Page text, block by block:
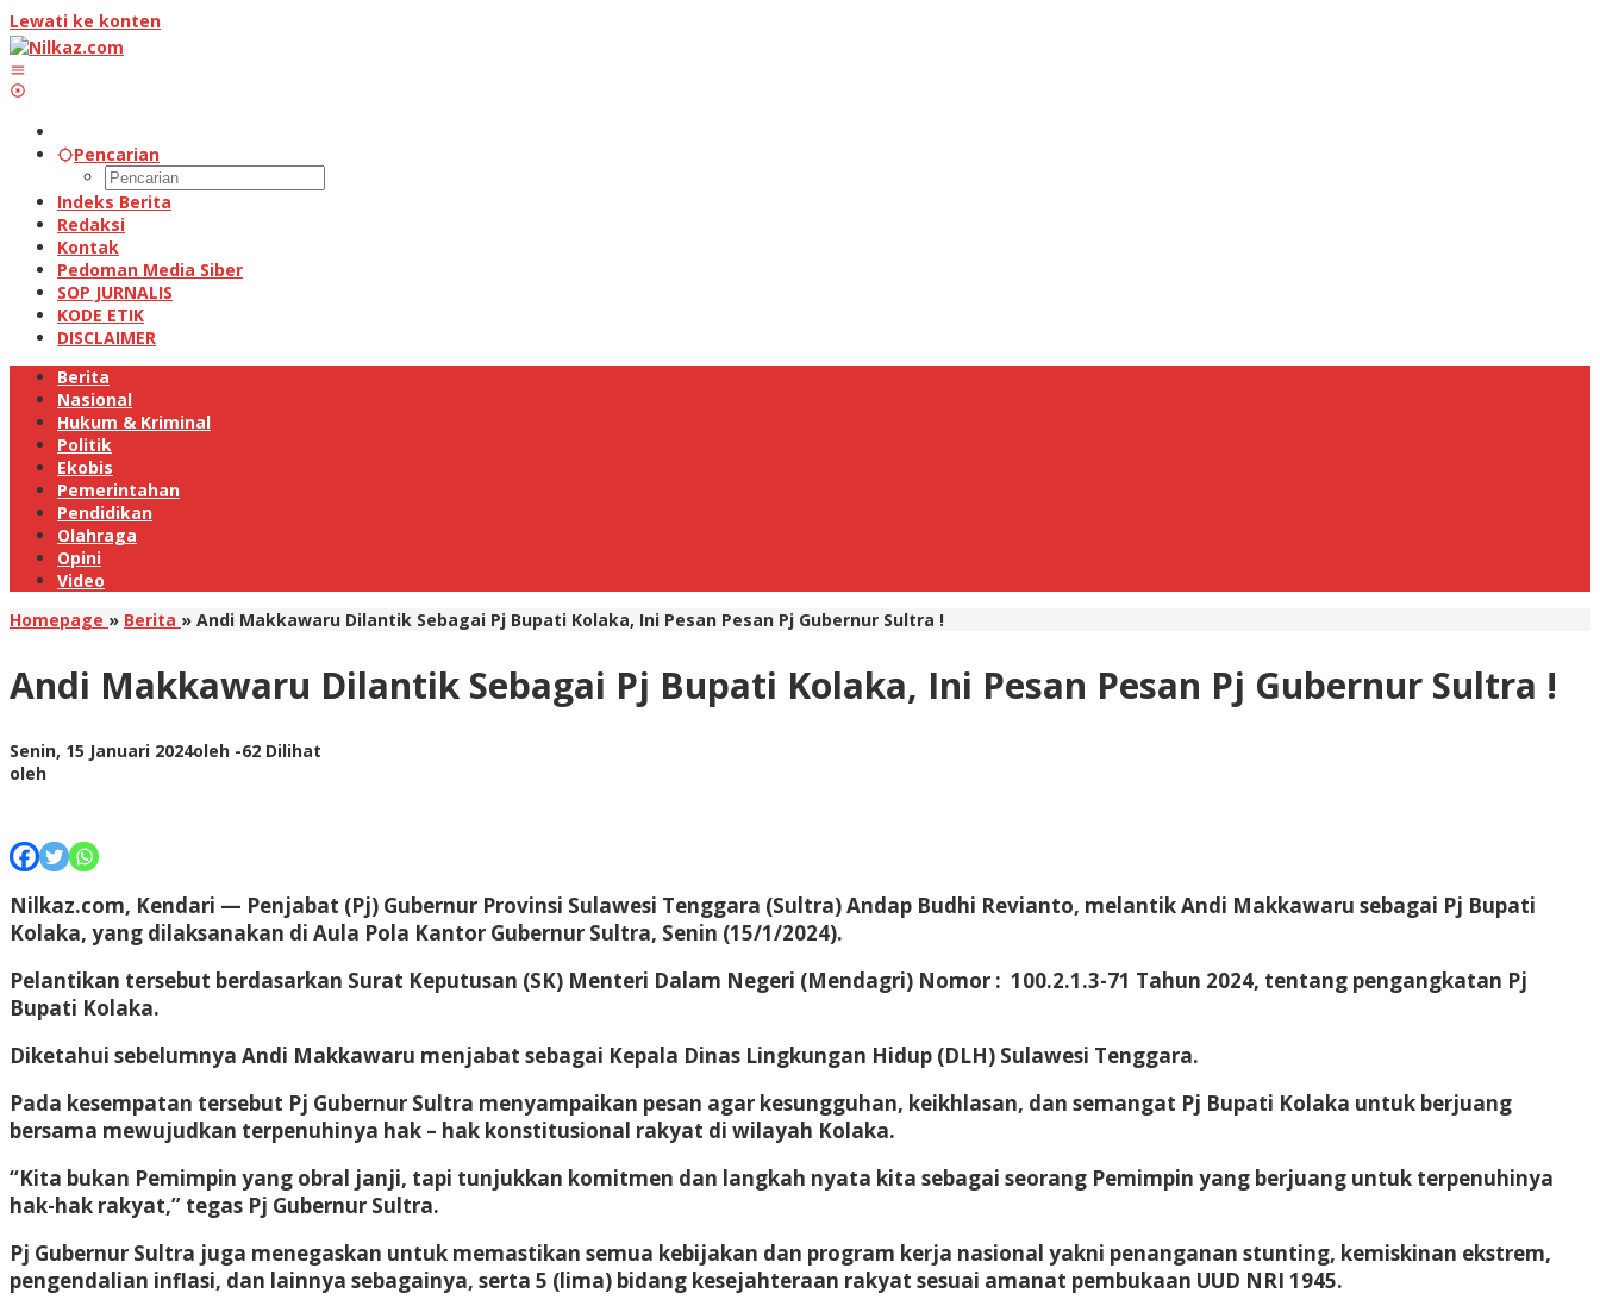
Lewati ke konten
Pencarian
Indeks Berita
Redaksi
Kontak
Pedoman Media Siber
SOP JURNALIS
KODE ETIK
DISCLAIMER
Berita
Nasional
Hukum & Kriminal
Politik
Ekobis
Pemerintahan
Pendidikan
Olahraga
Opini
Video
Homepage » Berita » Andi Makkawaru Dilantik Sebagai Pj Bupati Kolaka, Ini Pesan Pesan Pj Gubernur Sultra !
Andi Makkawaru Dilantik Sebagai Pj Bupati Kolaka, Ini Pesan Pesan Pj Gubernur Sultra !
Senin, 15 Januari 2024oleh -62 Dilihat
oleh
Nilkaz.com, Kendari — Penjabat (Pj) Gubernur Provinsi Sulawesi Tenggara (Sultra) Andap Budhi Revianto, melantik Andi Makkawaru sebagai Pj Bupati
Kolaka, yang dilaksanakan di Aula Pola Kantor Gubernur Sultra, Senin (15/1/2024).
Pelantikan tersebut berdasarkan Surat Keputusan (SK) Menteri Dalam Negeri (Mendagri) Nomor : 100.2.1.3-71 Tahun 2024, tentang pengangkatan Pj
Bupati Kolaka.
Diketahui sebelumnya Andi Makkawaru menjabat sebagai Kepala Dinas Lingkungan Hidup (DLH) Sulawesi Tenggara.
Pada kesempatan tersebut Pj Gubernur Sultra menyampaikan pesan agar kesungguhan, keikhlasan, dan semangat Pj Bupati Kolaka untuk berjuang
bersama mewujudkan terpenuhinya hak – hak konstitusional rakyat di wilayah Kolaka.
“Kita bukan Pemimpin yang obral janji, tapi tunjukkan komitmen dan langkah nyata kita sebagai seorang Pemimpin yang berjuang untuk terpenuhinya
hak-hak rakyat,” tegas Pj Gubernur Sultra.
Pj Gubernur Sultra juga menegaskan untuk memastikan semua kebijakan dan program kerja nasional yakni penanganan stunting, kemiskinan ekstrem,
pengendalian inflasi, dan lainnya sebagainya, serta 5 (lima) bidang kesejahteraan rakyat sesuai amanat pembukaan UUD NRI 1945.